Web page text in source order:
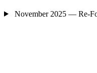
November 2025 — Re-